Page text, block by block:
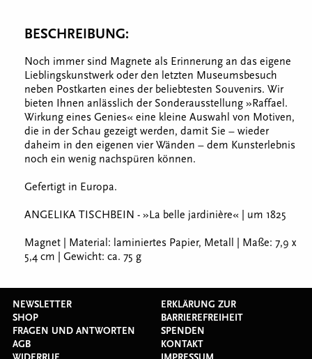
BESCHREIBUNG:
Noch immer sind Magnete als Erinnerung an das eigene
Lieblingskunstwerk oder den letzten Museumsbesuch
neben Postkarten eines der beliebtesten Souvenirs. Wir
bieten Ihnen anlässlich der Sonderausstellung »Raffael.
Wirkung eines Genies« eine kleine Auswahl von Motiven,
die in der Schau gezeigt werden, damit Sie – wieder
daheim in den eigenen vier Wänden – dem Kunsterlebnis
noch ein wenig nachspüren können.
Gefertigt in Europa.
ANGELIKA TISCHBEIN - »La belle jardinière« | um 1825
Magnet | Material: laminiertes Papier, Metall | Maße: 7,9 x
5,4 cm | Gewicht: ca. 75 g
NEWSLETTER
SHOP
FRAGEN UND ANTWORTEN
AGB
ERKLÄRUNG ZUR
BARRIEREFREIHEIT
SPENDEN
KONTAKT